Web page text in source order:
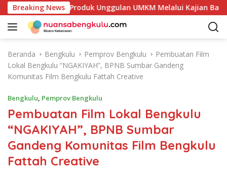
a
Breaking News
Potensi Produk Unggulan UMKM Melalui Kajian Bank
Beranda Bengkulu Pemprov Bengkulu
Pembuatan Film
Lokal Bengkulu “NGAKIYAH”, BPNB Sumbar Gandeng
Komunitas Film Bengkulu Fattah Creative
Bengkulu, Pemprov Bengkulu
Pembuatan Film Lokal Bengkulu
“NGAKIYAH”, BPNB Sumbar
Gandeng Komunitas Film Bengkulu
Fattah Creative